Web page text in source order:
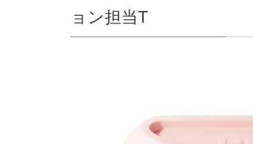
ョン担当T